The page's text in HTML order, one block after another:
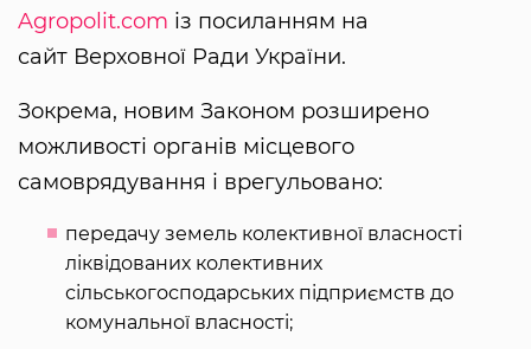
Agropolit.com із посиланням на
сайт Верховної Ради України.
Зокрема, новим Законом розширено
можливості органів місцевого
самоврядування і врегульовано:
передачу земель колективної власності
ліквідованих колективних
сільськогосподарських підприємств до
комунальної власності;